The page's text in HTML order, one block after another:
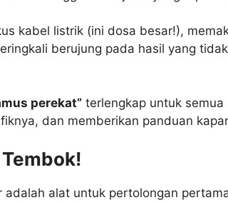
kabel listrik (ini dosa besar!),
berujung pada hasil yang
perekat” terlengkap untuk
dan memberikan panduan
alat untuk pertolongan